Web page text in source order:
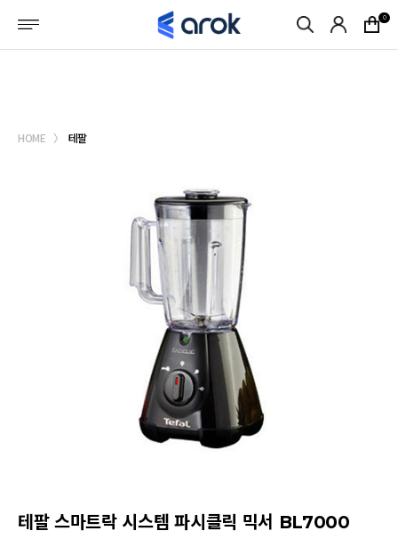
0
HOME 테팔
테팔 스마트락 시스템 파시클릭 믹서 BL7000